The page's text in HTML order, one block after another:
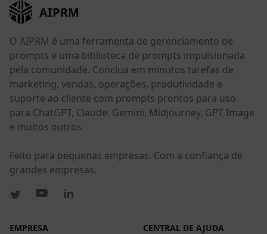
AIPRM
O AIPRM é uma ferramenta de gerenciamento de
prompts e uma biblioteca de prompts impulsionada
pela comunidade. Conclua em minutos tarefas de
marketing, vendas, operações, produtividade e
suporte ao cliente com prompts prontos para uso
para ChatGPT, Claude, Gemini, Midjourney, GPT Image
e muitos outros.
Feito para pequenas empresas. Com a confiança de
grandes empresas.
EMPRESA CENTRAL DE AJUDA